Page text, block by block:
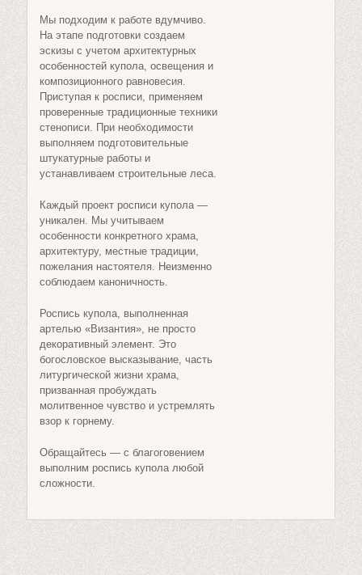
Мы подходим к работе вдумчиво.
На этапе подготовки создаем
эскизы с учетом архитектурных
особенностей купола, освещения и
композиционного равновесия.
Приступая к росписи, применяем
проверенные традиционные техники
стенописи. При необходимости
выполняем подготовительные
штукатурные работы и
устанавливаем строительные леса.
Каждый проект росписи купола —
уникален. Мы учитываем
особенности конкретного храма,
архитектуру, местные традиции,
пожелания настоятеля. Неизменно
соблюдаем каноничность.
Роспись купола, выполненная
артелью «Византия», не просто
декоративный элемент. Это
богословское высказывание, часть
литургической жизни храма,
призванная пробуждать
молитвенное чувство и устремлять
взор к горнему.
Обращайтесь — с благоговением
выполним роспись купола любой
сложности.